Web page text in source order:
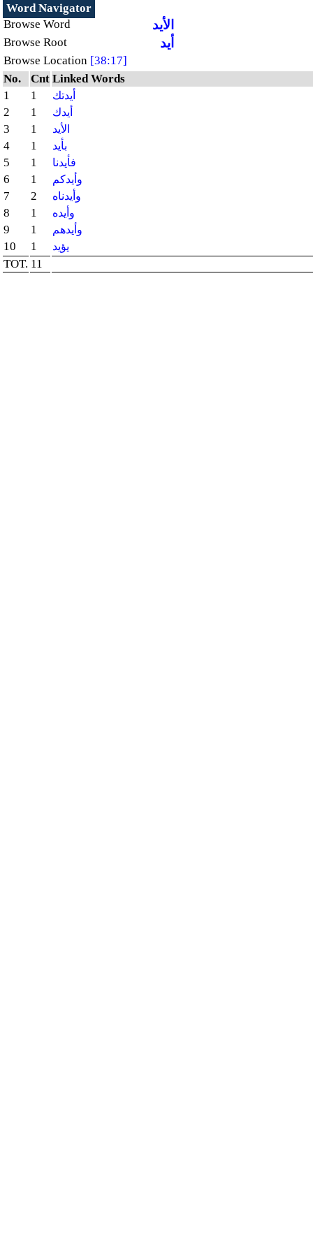
Word Navigator
Browse Word
الأيد
Browse Root أيد
Browse Location [38:17]
No.
Cnt Linked Words
1
1 أيدتك
2 1 أيدك
3 1 الأيد
4 1 بأيد
5 1 فأيدنا
6 1 وأيدكم
7 2 وأيدناه
8 1 وأيده
9 1 وأيدهم
10 1 يؤيد
TOT. 11